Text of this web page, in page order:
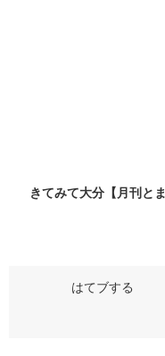
きてみて大分【月刊と